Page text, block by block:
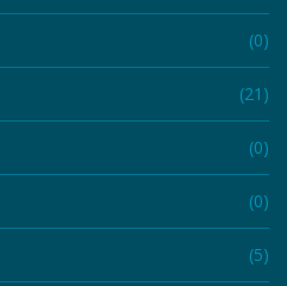
(0)
(21)
(0)
(0)
(5)